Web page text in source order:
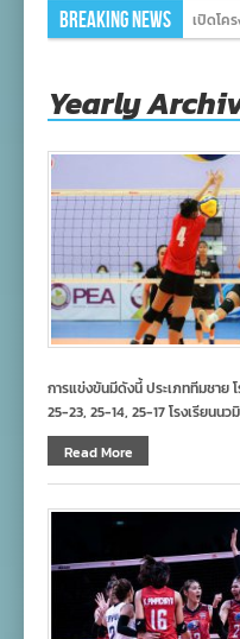
Breaking News เปิดโค
Yearly
การแข่งขันมีดังนี้ ประเภททีมชา
25-23, 25-14, 25-17​ โรงเรียนน
Read More